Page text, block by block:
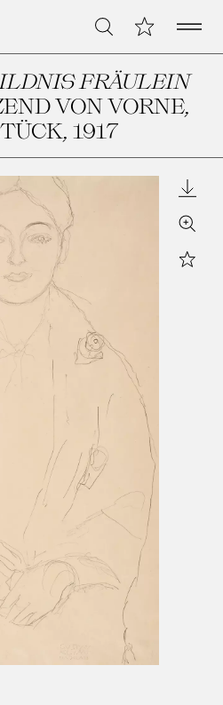
Suche Meine Open
FRÄULEIN
VON VORNE,
, 1917
Zoom
Star